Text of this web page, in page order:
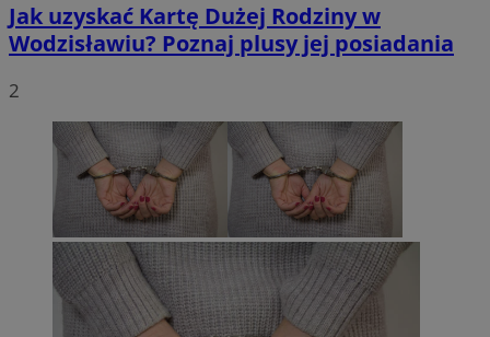
Jak uzyskać Kartę Dużej Rodziny w
Wodzisławiu? Poznaj plusy jej posiadania
2